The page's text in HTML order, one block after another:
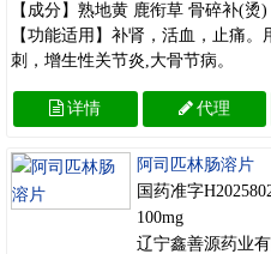
【成分】熟地黄 鹿衔草 骨碎补(
【功能适用】补肾，活血，止痛
刺，增生性关节炎,大骨节病。
详情 代理
阿司匹林肠溶片
国药准字
100mg
辽宁鑫善源药业